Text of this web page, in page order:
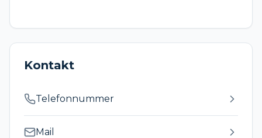
Kontakt
Telefonnummer
Mail